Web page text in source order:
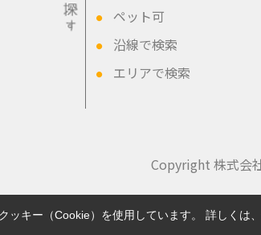
● ペット可
● 沿線で検索
● エリアで検索
Copyright 株式会
ッキー（Cookie）を使用しています。 詳しくは